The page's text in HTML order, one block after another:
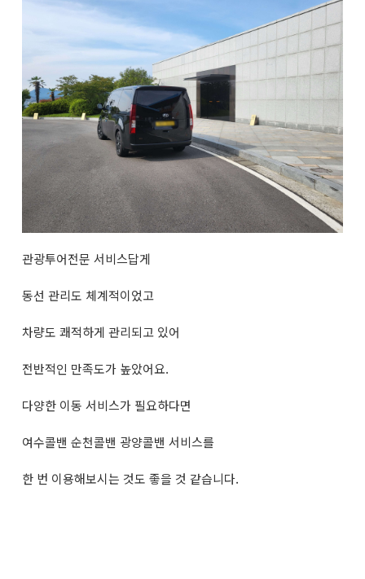
관광투어전문 서비스답게
동선 관리도 체계적이었고
차량도 쾌적하게 관리되고 있어
전반적인 만족도가 높았어요.
다양한 이동 서비스가 필요하다면
여수콜밴 순천콜밴 광양콜밴 서비스를
한 번 이용해보시는 것도 좋을 것 같습니다.